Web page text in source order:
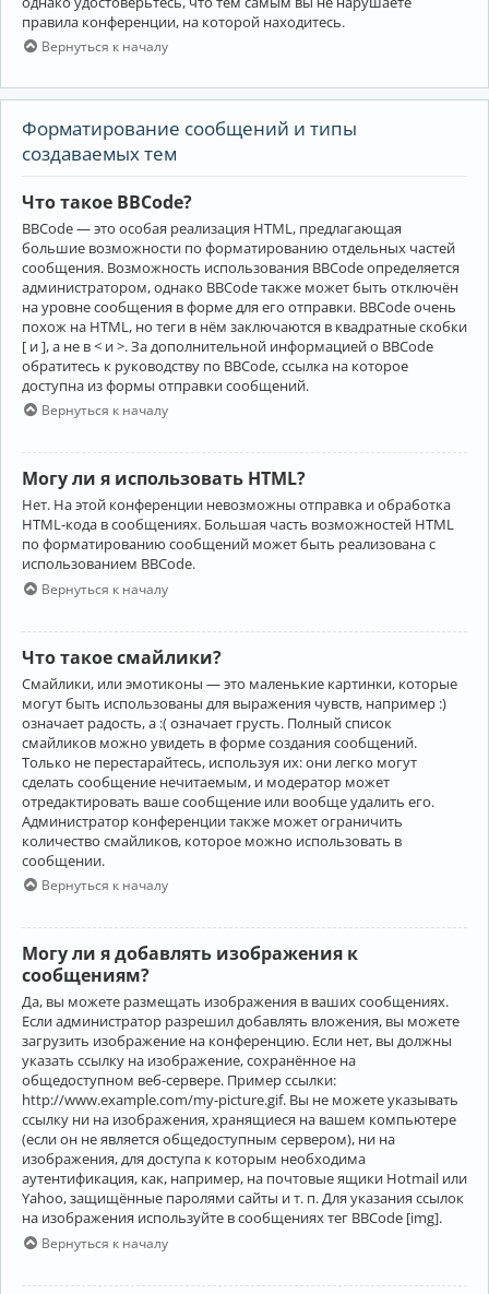
правила конференции, на которой находитесь.
Вернуться к началу
Форматирование сообщений и типы
создаваемых тем
Что такое BBCode?
BBCode — это особая реализация HTML, предлагающая
большие возможности по форматированию отдельных частей
сообщения. Возможность использования BBCode определяется
администратором, однако BBCode также может быть отключён
на уровне сообщения в форме для его отправки. BBCode очень
похож на HTML, но теги в нём заключаются в квадратные скобки
[ и ], а не в < и >. За дополнительной информацией о BBCode
обратитесь к руководству по BBCode, ссылка на которое
доступна из формы отправки сообщений.
Вернуться к началу
Могу ли я использовать HTML?
Нет. На этой конференции невозможны отправка и обработка
HTML-кода в сообщениях. Большая часть возможностей HTML
по форматированию сообщений может быть реализована с
использованием BBCode.
Вернуться к началу
Что такое смайлики?
Смайлики, или эмотиконы — это маленькие картинки, которые
могут быть использованы для выражения чувств, например :)
означает радость, а :( означает грусть. Полный список
смайликов можно увидеть в форме создания сообщений.
Только не перестарайтесь, используя их: они легко могут
сделать сообщение нечитаемым, и модератор может
отредактировать ваше сообщение или вообще удалить его.
Администратор конференции также может ограничить
количество смайликов, которое можно использовать в
сообщении.
Вернуться к началу
Могу ли я добавлять изображения к
сообщениям?
Да, вы можете размещать изображения в ваших сообщениях.
Если администратор разрешил добавлять вложения, вы можете
загрузить изображение на конференцию. Если нет, вы должны
указать ссылку на изображение, сохранённое на
общедоступном веб-сервере. Пример ссылки:
http://www.example.com/my-picture.gif. Вы не можете указывать
ссылку ни на изображения, хранящиеся на вашем компьютере
(если он не является общедоступным сервером), ни на
изображения, для доступа к которым необходима
аутентификация, как, например, на почтовые ящики Hotmail или
Yahoo, защищённые паролями сайты и т. п. Для указания ссылок
на изображения используйте в сообщениях тег BBCode [img].
Вернуться к началу